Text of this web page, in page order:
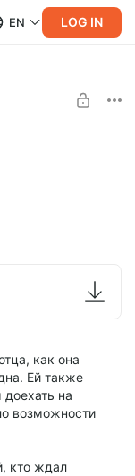
EN LOG IN
как она
Ей также
на
возможности
кто ждал